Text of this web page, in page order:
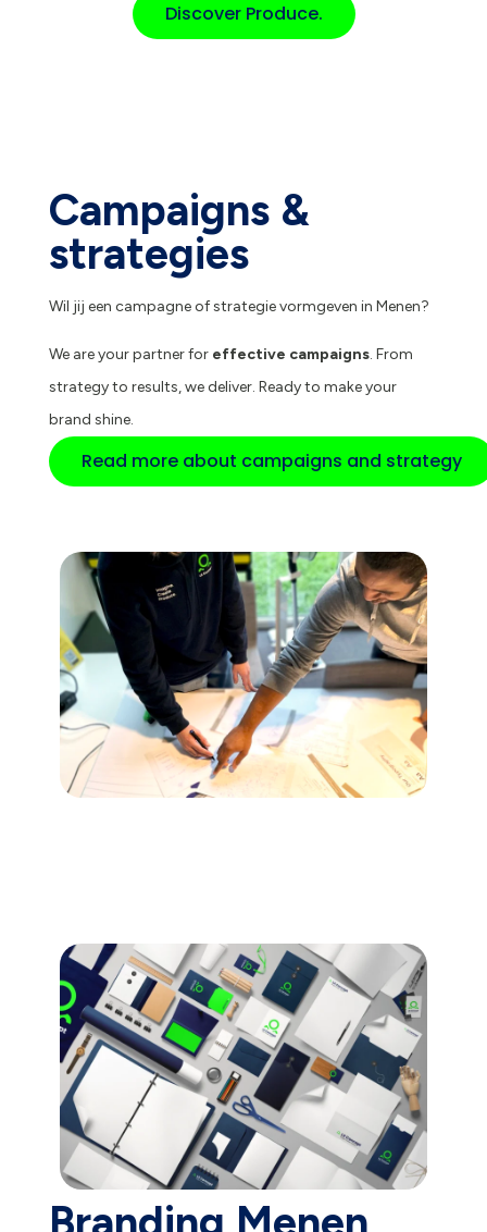
Discover Produce.
Campaigns &
strategies
Wil jij een campagne of strategie vormgeven in Menen?
We are your partner for effective campaigns. From
strategy to results, we deliver. Ready to make your
brand shine.
Read more about campaigns and strategy